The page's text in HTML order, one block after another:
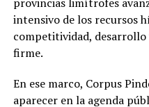
intensivo de los recursos
competitividad,
firme.
En ese marco, Corpus
aparecer en la agenda